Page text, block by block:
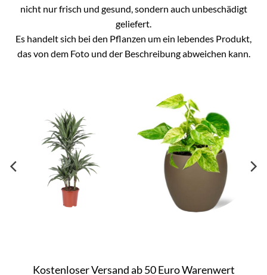
nicht nur frisch und gesund, sondern auch unbeschädigt
geliefert.
Es handelt sich bei den Pflanzen um ein lebendes Produkt,
das von dem Foto und der Beschreibung abweichen kann.
Kostenloser Versand ab 50 Euro Warenwert